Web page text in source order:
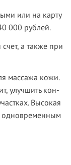
или на карту
000 рублей.
а также при
мас­са­жа ко­жи.
улуч­шить кон­
Вы­сокая
од­новре­мен­ным